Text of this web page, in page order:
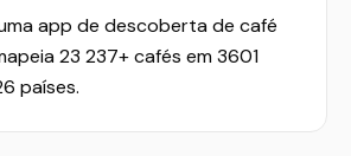
app de descoberta de café
23 237+ cafés em 3601
países.